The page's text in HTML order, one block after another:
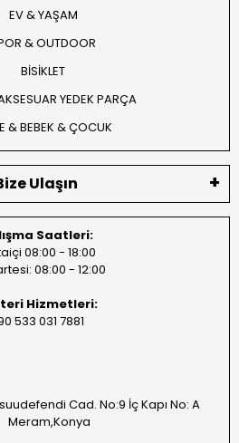
EV & YAŞAM
& OUTDOOR
BİSİKLET
YEDEK PARÇA
& BEBEK & ÇOCUK
Ulaşın
Saatleri:
08:00 - 18:00
08:00 - 12:00
Hizmetleri:
533 031 7881
Cad. No:9 İç Kapı No: A
Meram,Konya